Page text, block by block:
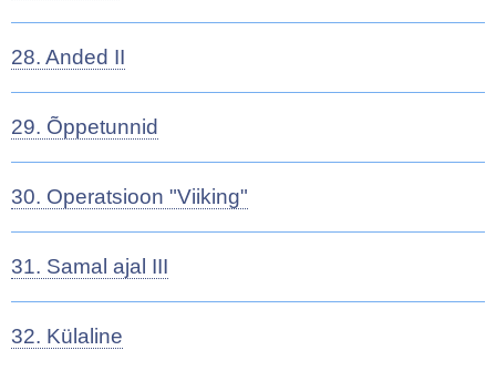
28. Anded II
29. Õppetunnid
30. Operatsioon "Viiking"
31. Samal ajal III
32. Külaline